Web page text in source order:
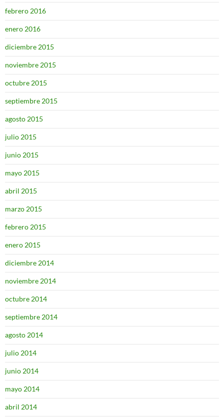
febrero 2016
enero 2016
diciembre 2015
noviembre 2015
octubre 2015
septiembre 2015
agosto 2015
julio 2015
junio 2015
mayo 2015
abril 2015
marzo 2015
febrero 2015
enero 2015
diciembre 2014
noviembre 2014
octubre 2014
septiembre 2014
agosto 2014
julio 2014
junio 2014
mayo 2014
abril 2014